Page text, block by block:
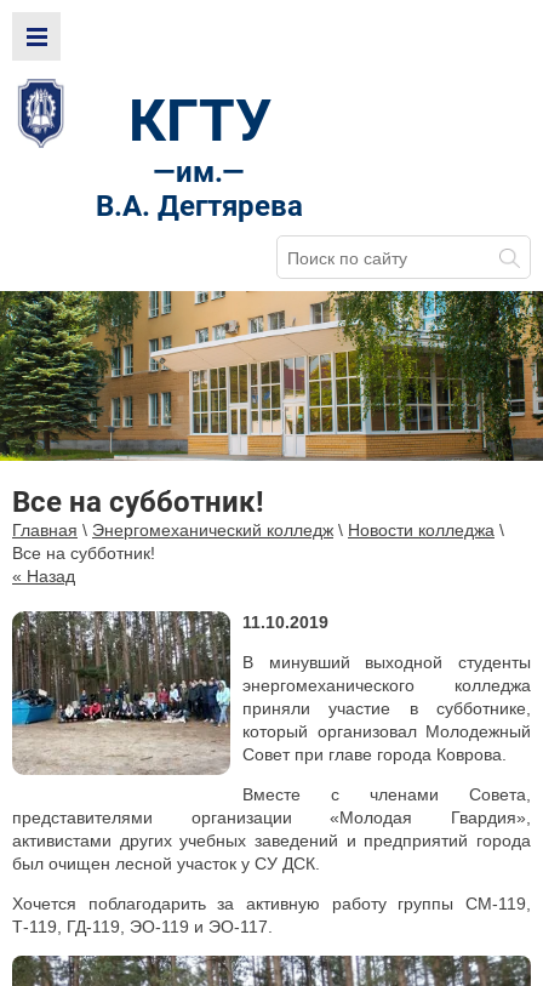
КГТУ
—им.—
В.А. Дегтярева
Все на субботник!
Главная \ Энергомеханический колледж \ Новости колледжа \
Все на субботник!
« Назад
11.10.2019
В минувший выходной студенты
энергомеханического колледжа
приняли участие в субботнике,
который организовал Молодежный
Совет при главе города Коврова.
Вместе с членами Совета,
представителями организации «Молодая Гвардия»,
активистами других учебных заведений и предприятий города
был очищен лесной участок у СУ ДСК.
Хочется поблагодарить за активную работу группы СМ-119,
Т-119, ГД-119, ЭО-119 и ЭО-117.